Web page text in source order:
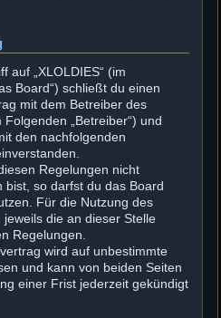
auf „XLOLDIES“ (im
Board“) schließt du einen
mit dem Betreiber des
Folgenden „Betreiber“) und
den nachfolgenden
Regelungen nicht
bist, so darfst du das Board
Für die Nutzung des
jeweils die an dieser Stelle
Regelungen.
wird auf unbestimmte
und kann von beiden Seiten
einer Frist jederzeit gekündigt